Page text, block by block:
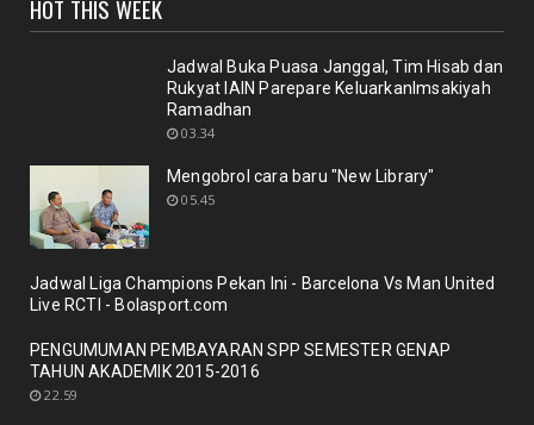
Sinergi dosen dan Perpustakaan melalui workshop
repository y...
November 10, 2020
UNCATEGORIZED
Nuansa berbunga bunga bentuk respon terhadap
October 21, 2020
Membicarakan Kesiapan perpustakaan bagi
pemustaka baru
September 29, 2020
Mengobrol cara baru "New Library"
HOT THIS WEEK
Jadwal Buka Puasa Janggal, Tim Hisab dan
Rukyat IAIN Parepare KeluarkanImsakiyah
Ramadhan
03.34
Mengobrol cara baru "New Library"
05.45
Jadwal Liga Champions Pekan Ini - Barcelona Vs Man United
Live RCTI - Bolasport.com
PENGUMUMAN PEMBAYARAN SPP SEMESTER GENAP
TAHUN AKADEMIK 2015-2016
22.59